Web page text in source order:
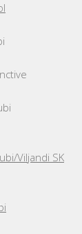
Viljandi SK